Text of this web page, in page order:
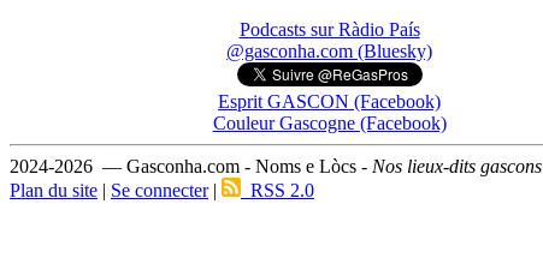
Podcasts sur Ràdio País
@gasconha.com (Bluesky)
Esprit GASCON (Facebook)
Couleur Gascogne (Facebook)
2024-2026 — Gasconha.com - Noms e Lòcs - Nos lieux-dits gascons
Plan du site | Se connecter| RSS 2.0